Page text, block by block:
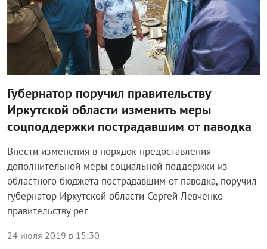
Губернатор поручил правительству
Иркутской области изменить меры
соцподдержки пострадавшим от паводка
Внести изменения в порядок предоставления
дополнительной меры социальной поддержки из
областного бюджета пострадавшим от паводка, поручил
губернатор Иркутской области Сергей Левченко
правительству рег
24 июля 2019 в 15:30